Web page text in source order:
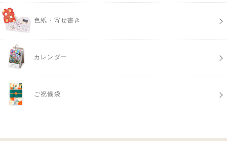
色紙・寄せ書き
カレンダー
ご祝儀袋